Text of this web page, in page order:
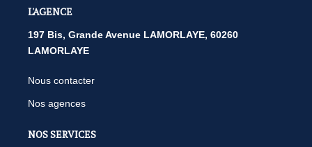
L'AGENCE
197 Bis, Grande Avenue LAMORLAYE, 60260
LAMORLAYE
Nous contacter
Nos agences
NOS SERVICES